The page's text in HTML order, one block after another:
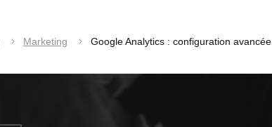
Marketing Google Analytics : configuration avancée